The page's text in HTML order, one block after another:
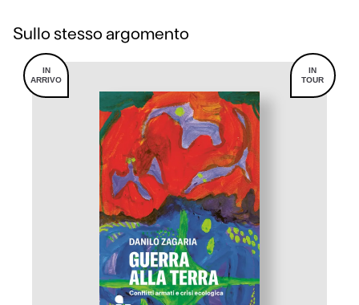
Sullo stesso argomento
IN
ARRIVO
IN
TOUR